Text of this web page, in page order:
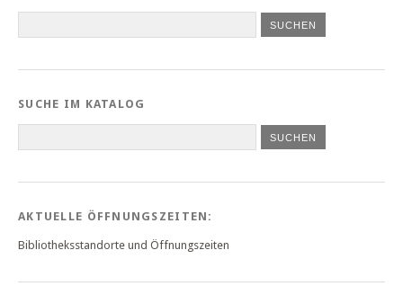
SUCHE IM KATALOG
SUCHEN
AKTUELLE ÖFFNUNGSZEITEN:
Bibliotheksstandorte und Öffnungszeiten